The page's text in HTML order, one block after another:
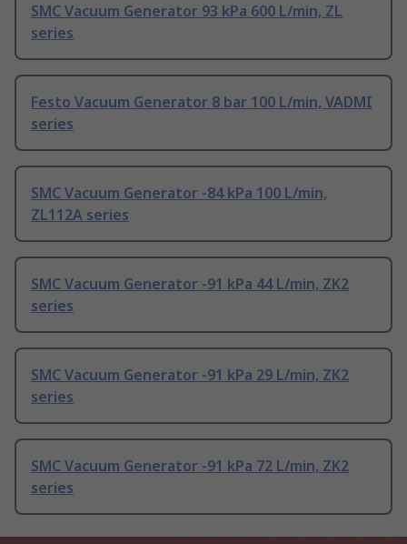
SMC Vacuum Generator 93 kPa 600 L/min, ZL
series
Festo Vacuum Generator 8 bar 100 L/min, VADMI
series
SMC Vacuum Generator -84 kPa 100 L/min,
ZL112A series
SMC Vacuum Generator -91 kPa 44 L/min, ZK2
series
SMC Vacuum Generator -91 kPa 29 L/min, ZK2
series
SMC Vacuum Generator -91 kPa 72 L/min, ZK2
series